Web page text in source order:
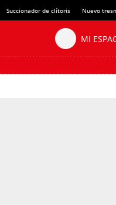
Succionador de clítoris Nuevo